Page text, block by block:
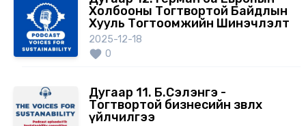
Холбооны Тогтвортой Байдлын
Хууль Тогтоомжийн Шинэчлэлт
2025-12-18
0
Дугаар 11. Б.Сэлэнгэ -
Тогтвортой бизнесийн зөвлөх
үйлчилгээ